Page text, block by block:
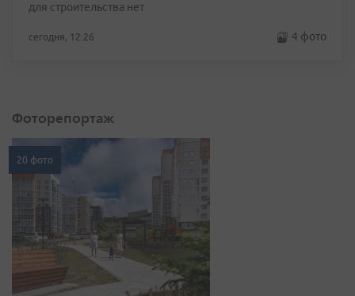
для строительства нет
сегодня, 12:26 4 фото
Фоторепортаж
20 фото